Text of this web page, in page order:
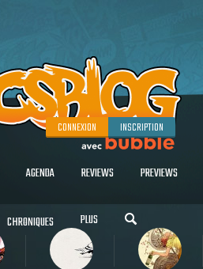
CONNEXION INSCRIPTION
AGENDA REVIEWS PREVIEWS
CHRONIQUES PLUS